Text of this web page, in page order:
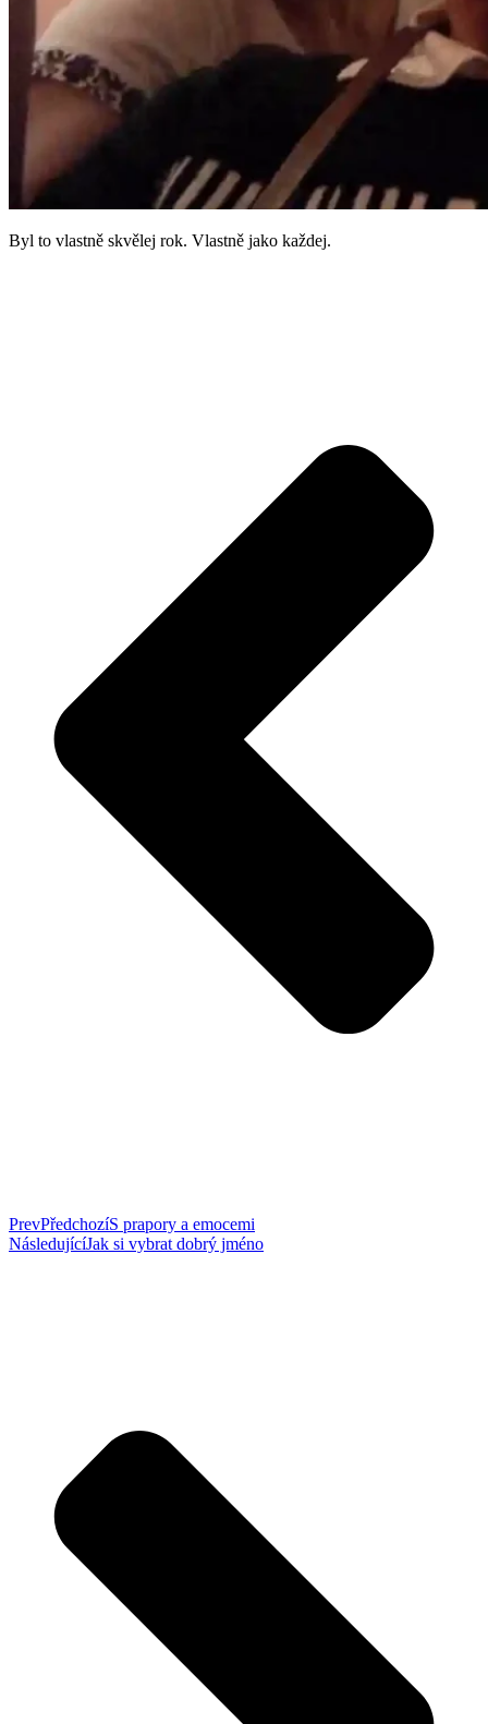
Byl to vlastně skvělej rok. Vlastně jako každej.
PrevPředchozíS prapory a emocemi
NásledujícíJak si vybrat dobrý jméno